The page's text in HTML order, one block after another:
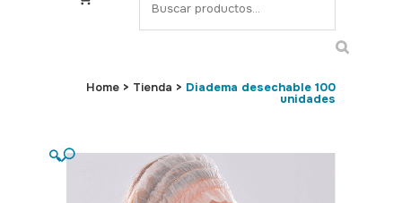
e
c
Home > Tienda > Diadema desechable 100
unidades
🔍